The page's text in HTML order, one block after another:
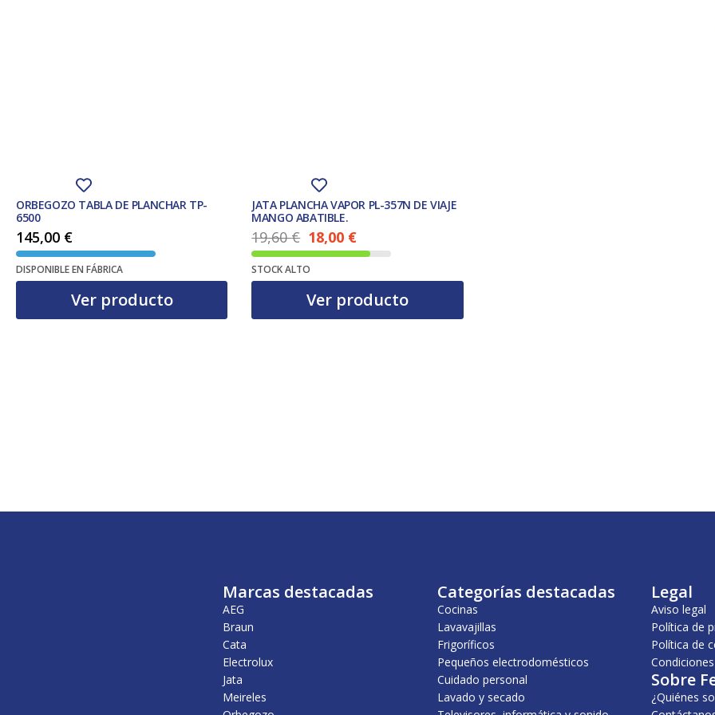
ORBEGOZO TABLA DE PLANCHAR TP-
6500
145,00 €
DISPONIBLE EN FÁBRICA
Ver producto
JATA PLANCHA VAPOR PL-357N DE VIAJE
MANGO ABATIBLE.
19,60€
El precio original era: 19,60 €.
18,00 €
El precio actual es: 18,00 €.
STOCK ALTO
Ver producto
Marcas destacadas
AEG
Braun
Cata
Electrolux
Jata
Meireles
Categorías destacadas
Cocinas
Lavavajillas
Frigoríficos
Pequeños electrodomésticos
Cuidado personal
Lavado y secado
Legal
Aviso legal
Política de
Política de
Sobre
¿Quiénes